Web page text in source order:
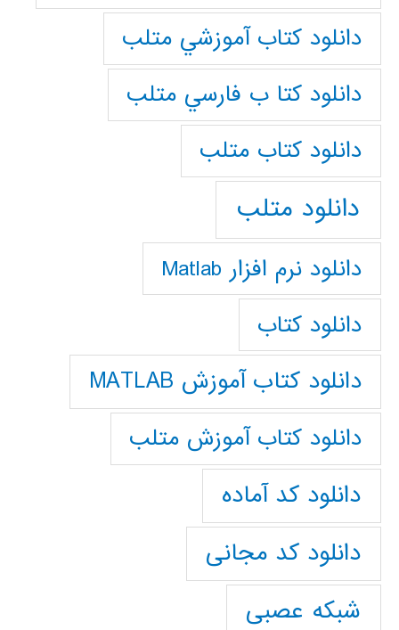
دانلود كتاب آموزشي متلب
دانلود كتا ب فارسي متلب
دانلود كتاب متلب
دانلود متلب
دانلود نرم افزار Matlab
دانلود کتاب
دانلود کتاب آموزش MATLAB
دانلود کتاب آموزش متلب
دانلود کد آماده
دانلود کد مجانی
شبکه عصبی